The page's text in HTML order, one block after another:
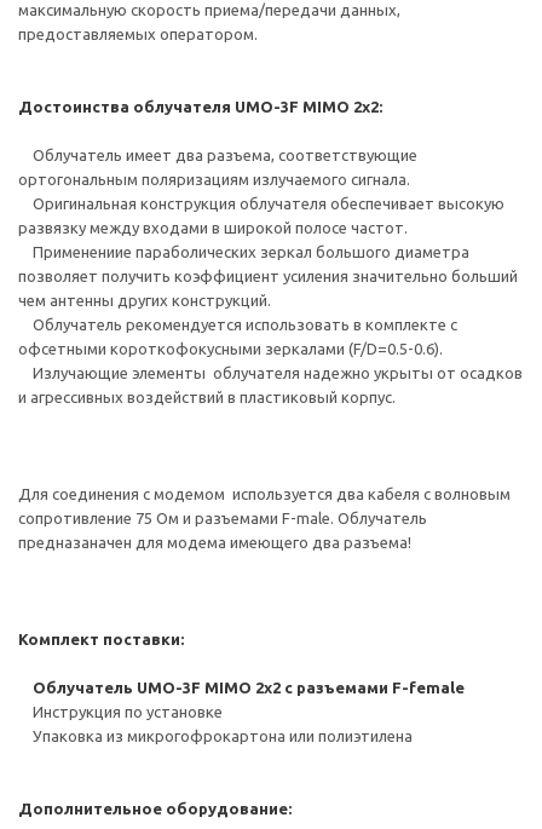
максимальную скорость приема/передачи данных,
предоставляемых оператором.
Достоинства облучателя UMO-3F MIMO 2x2:
Облучатель имеет два разъема, соответствующие
ортогональным поляризациям излучаемого сигнала.
Оригинальная конструкция облучателя обеспечивает высокую
развязку между входами в широкой полосе частот.
Применениие параболических зеркал большого диаметра
позволяет получить коэффициент усиления значительно больший
чем антенны других конструкций.
Облучатель рекомендуется использовать в комплекте с
офсетными короткофокусными зеркалами (F/D=0.5-0.6).
Излучающие элементы облучателя надежно укрыты от осадков
и агрессивных воздействий в пластиковый корпус.
Для соединения с модемом используется два кабеля с волновым
сопротивление 75 Ом и разъемами F-male. Облучатель
предназаначен для модема имеющего два разъема!
Комплект поставки:
Облучатель UMO-3F MIMO 2х2 с разъемами F-female
Инструкция по установке
Упаковка из микрогофрокартона или полиэтилена
Дополнительное оборудование: